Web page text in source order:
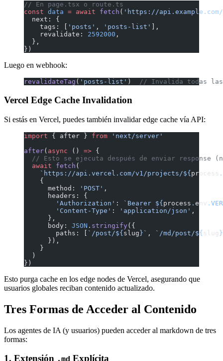
// En page.tsx o route.ts
const data = await fetch ( 'https://
  next: {
    tags: [
'posts' , 'posts-list'
],
    revalidate:
2592000 ,
  },
})
Luego en webhook:
revalidateTag ( 'posts-list' ) // Invalida todas las
Vercel Edge Cache Invalidation
Si estás en Vercel, puedes también invalidar edge cache vía API:
import { after } from 'next/server'
after( async () => {
// Esto se ejecuta después de enviar response
  await
fetch (
    `https://api.vercel.com/v1/projects/${
process .
    {
      method:
'POST' ,
      headers: {
        'Authorization'
: `Bearer ${ process . env .
        'Content-Type'
: 'application/json' ,
      },
      body:
JSON . stringify({
        paths: [
`/post/${ slug }` , `/md/post/${ slug
      }),
    }
  )
})
Esto purga cache en los edge nodes de Vercel, asegurando que
usuarios globales reciban contenido actualizado.
Tres Formas de Acceder al Contenido
Los agentes de IA (y usuarios) pueden acceder al markdown de tres
formas:
1. Extensión Explícita